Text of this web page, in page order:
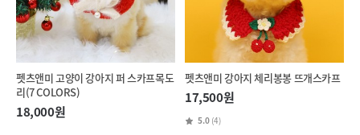
펫츠앤미 고양이 강아지 퍼 스카프목도
리(7 COLORS)
18,000원
펫츠앤미 강아지 체리봉봉 뜨개스카프
17,500원
5.0 (4)